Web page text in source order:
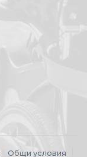
Общи условия